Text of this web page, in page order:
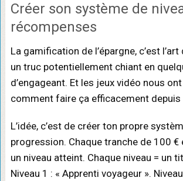
Créer son système de
récompenses
La gamification de l’épargne, c’est
un truc potentiellement chiant en
d’engageant. Et les jeux vidéo nous
comment faire ça efficacement depuis
L’idée, c’est de créer ton propre
progression. Chaque tranche de 100 €
un niveau atteint. Chaque niveau = un
Niveau 1 : « Apprenti voyageur ».